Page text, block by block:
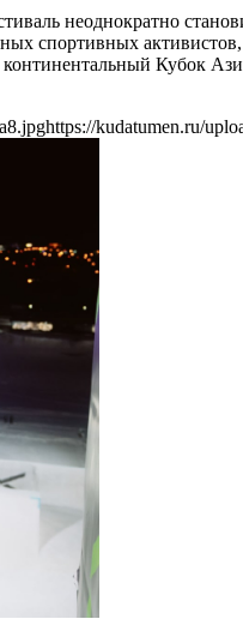
неоднократно
спортивных
Кубок
https://kudatumen.ru/